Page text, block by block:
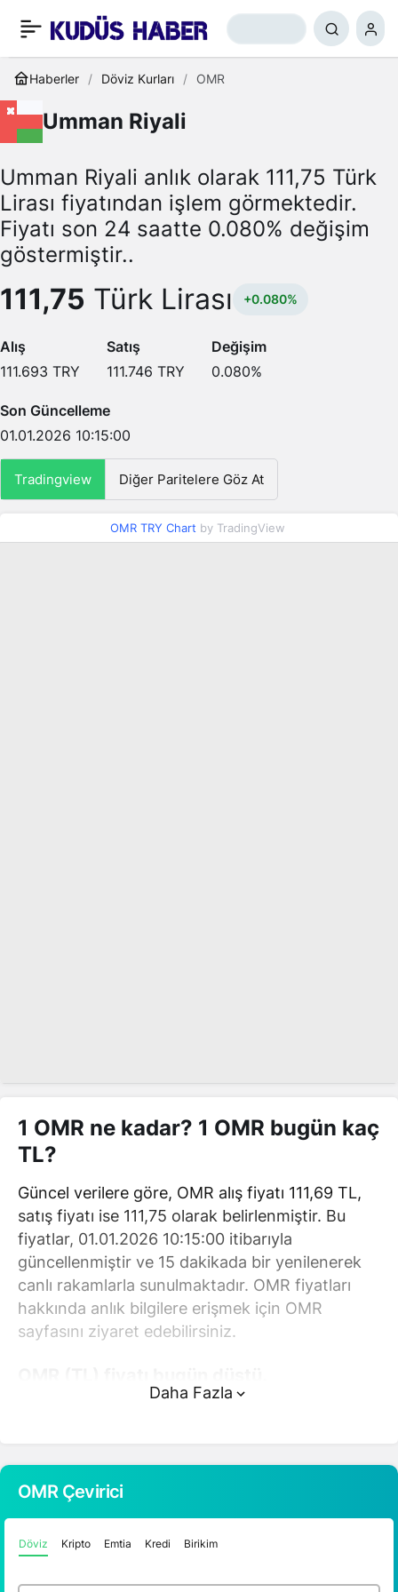
Haberler Döviz Kurları OMR
Umman Riyali
Umman Riyali anlık olarak 111,75 Türk
Lirası fiyatından işlem görmektedir.
Fiyatı son 24 saatte 0.080% değişim
göstermiştir..
111,75 Türk Lirası +0.080%
Alış
111.693 TRY
Satış
111.746 TRY
Değişim
0.080%
Son Güncelleme
01.01.2026 10:15:00
Tradingview Diğer Paritelere Göz At
OMR TRY Chart by TradingView
1 OMR ne kadar? 1 OMR bugün kaç
TL?
Güncel verilere göre, OMR alış fiyatı 111,69 TL,
satış fiyatı ise 111,75 olarak belirlenmiştir. Bu
fiyatlar, 01.01.2026 10:15:00 itibarıyla
güncellenmiştir ve 15 dakikada bir yenilenerek
canlı rakamlarla sunulmaktadır. OMR fiyatları
hakkında anlık bilgilere erişmek için OMR
sayfasını ziyaret edebilirsiniz.
göstermiştir..
yer alan çevirici aracını kullanarak mevcut
Daha Fazla
OMR Çevirici
Döviz Kripto Emtia Kredi Birikim